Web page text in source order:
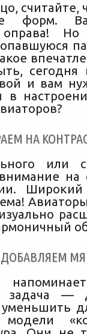
считайте,
форм.
оправа!
сегодня
и вам
в
НА
или
на
задача —
уменьшить